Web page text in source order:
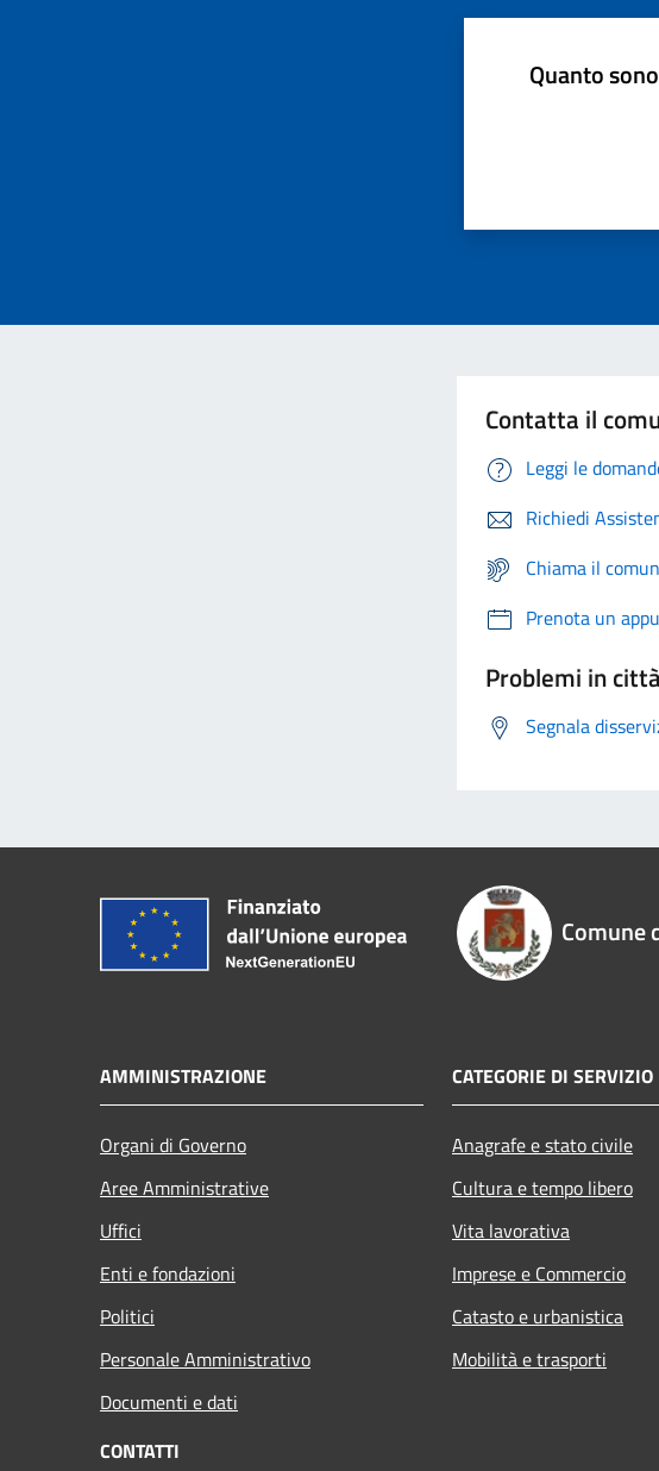
Quanto
Contatta il
Leggi le
Richiedi
Chiama il
Prenota un
Problemi in città
Segnala
Comune
AMMINISTRAZIONE
Organi di Governo
Aree Amministrative
Uffici
Enti e fondazioni
Politici
Personale Amministrativo
Documenti e dati
CATEGORIE DI SERVIZIO
Anagrafe e stato civile
Cultura e tempo libero
Vita lavorativa
Imprese e Commercio
Catasto e urbanistica
Mobilità e trasporti
CONTATTI